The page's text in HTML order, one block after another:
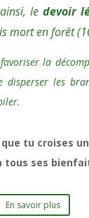
ledevoir
mort en forêt
la
les
tu croises
tous ses
En savoir plus